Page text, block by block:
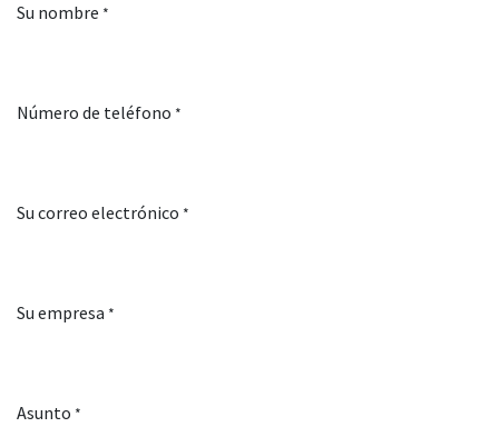
Su nombre *
Número de teléfono *
Su correo electrónico *
Su empresa *
Asunto *